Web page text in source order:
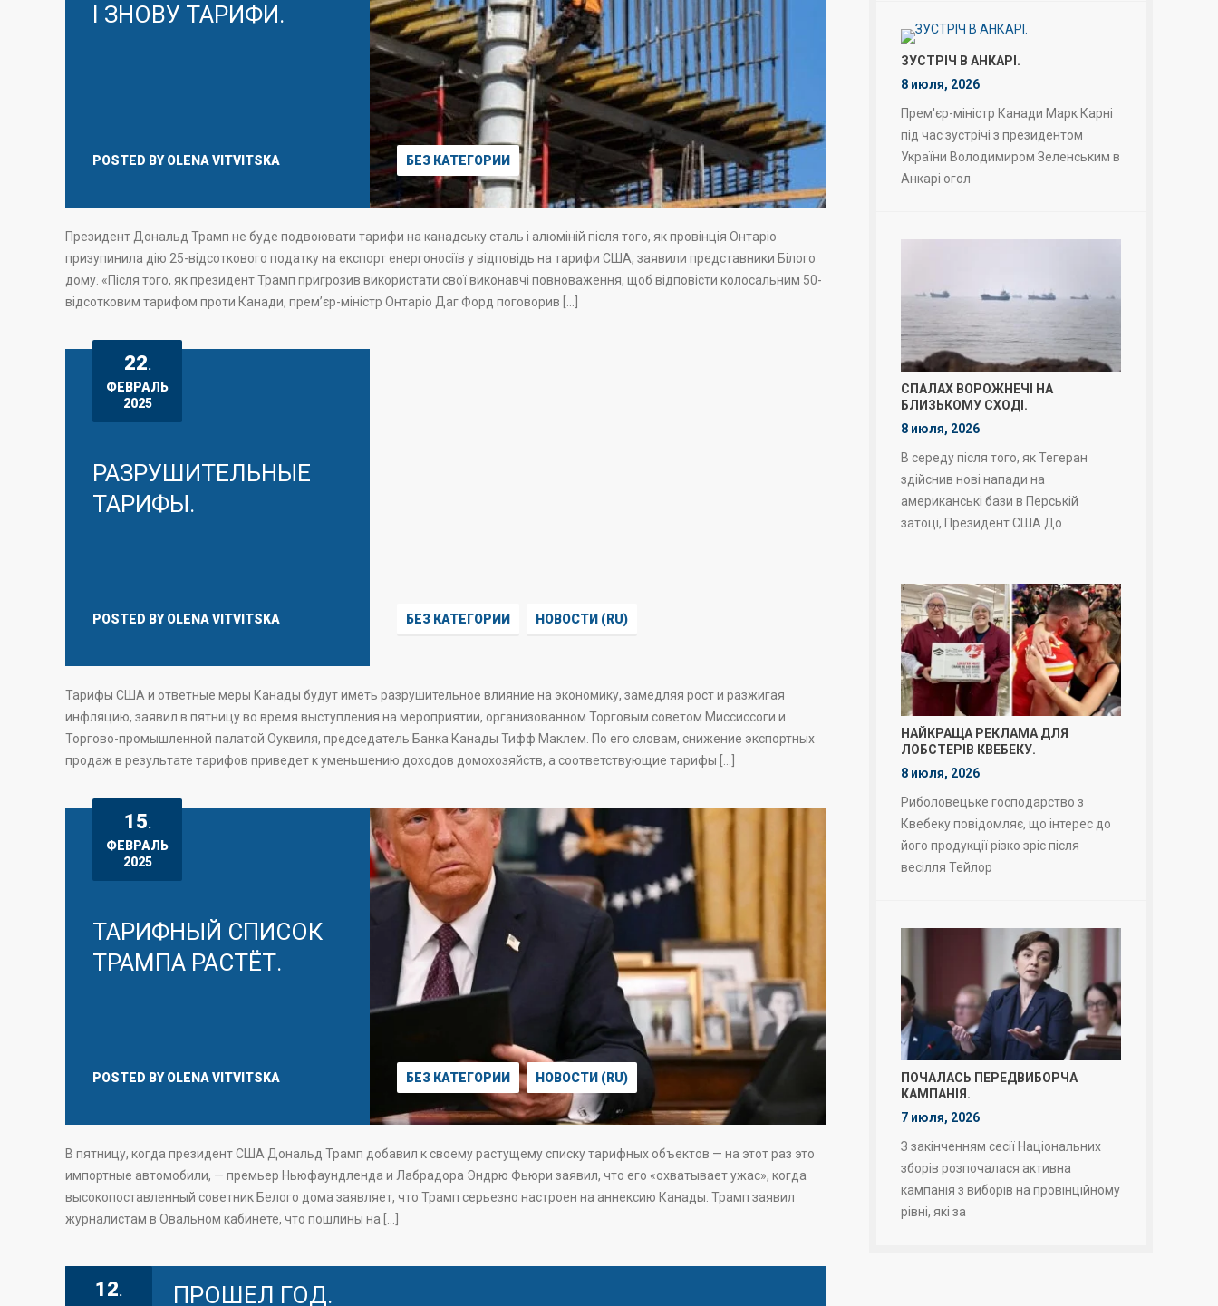
І ЗНОВУ ТАРИФИ.
POSTED BYOLENA VITVITSKA БЕЗ КАТЕГОРИИ
Президент Дональд Трамп не буде подвоювати тарифи на канадську сталь і алюміній після того, як провінція Онтаріо
призупинила дію 25-відсоткового податку на експорт енергоносіїв у відповідь на тарифи США, заявили представники Білого
дому. «Після того, як президент Трамп пригрозив використати свої виконавчі повноваження, щоб відповісти колосальним 50-
відсотковим тарифом проти Канади, прем’єр-міністр Онтаріо Даг Форд поговорив […]
22.
ФЕВРАЛЬ
2025
РАЗРУШИТЕЛЬНЫЕ
ТАРИФЫ.
POSTED BYOLENA VITVITSKA БЕЗ КАТЕГОРИИ НОВОСТИ (RU)
Тарифы США и ответные меры Канады будут иметь разрушительное влияние на экономику, замедляя рост и разжигая
инфляцию, заявил в пятницу во время выступления на мероприятии, организованном Торговым советом Миссиссоги и
Торгово-промышленной палатой Оуквиля, председатель Банка Канады Тифф Маклем. По его словам, снижение экспортных
продаж в результате тарифов приведет к уменьшению доходов домохозяйств, а соответствующие тарифы […]
15.
ФЕВРАЛЬ
2025
ТАРИФНЫЙ СПИСОК
ТРАМПА РАСТЁТ.
POSTED BYOLENA VITVITSKA БЕЗ КАТЕГОРИИ НОВОСТИ (RU)
В пятницу, когда президент США Дональд Трамп добавил к своему растущему списку тарифных объектов — на этот раз это
импортные автомобили, — премьер Ньюфаундленда и Лабрадора Эндрю Фьюри заявил, что его «охватывает ужас», когда
высокопоставленный советник Белого дома заявляет, что Трамп серьезно настроен на аннексию Канады. Трамп заявил
журналистам в Овальном кабинете, что пошлины на […]
12. ПРОШЕЛ ГОД.
ЗУСТРІЧ В АНКАРІ.
8 июля, 2026
Прем'єр-міністр Канади Марк Карні
під час зустрічі з президентом
України Володимиром Зеленським в
Анкарі огол
СПАЛАХ ВОРОЖНЕЧІ НА
БЛИЗЬКОМУ СХОДІ.
8 июля, 2026
В середу після того, як Тегеран
здійснив нові напади на
американські бази в Перській
затоці, Президент США До
НАЙКРАЩА РЕКЛАМА ДЛЯ
ЛОБСТЕРІВ КВЕБЕКУ.
8 июля, 2026
Риболовецьке господарство з
Квебеку повідомляє, що інтерес до
його продукції різко зріс після
весілля Тейлор
ПОЧАЛАСЬ ПЕРЕДВИБОРЧА
КАМПАНІЯ.
7 июля, 2026
З закінченням сесії Національних
зборів розпочалася активна
кампанія з виборів на провінційному
рівні, які за